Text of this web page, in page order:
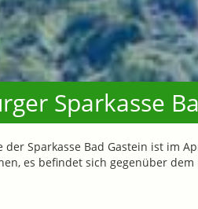
Sparkasse
der Sparkasse Bad Gastein ist im
es befindet sich gegenüber